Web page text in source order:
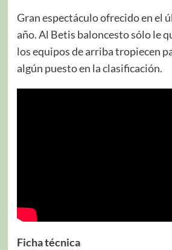
Gran espectáculo ofrecido en el
año. Al Betis baloncesto sólo le
los equipos de arriba tropiecen
algún puesto en la clasificación.
Ficha técnica